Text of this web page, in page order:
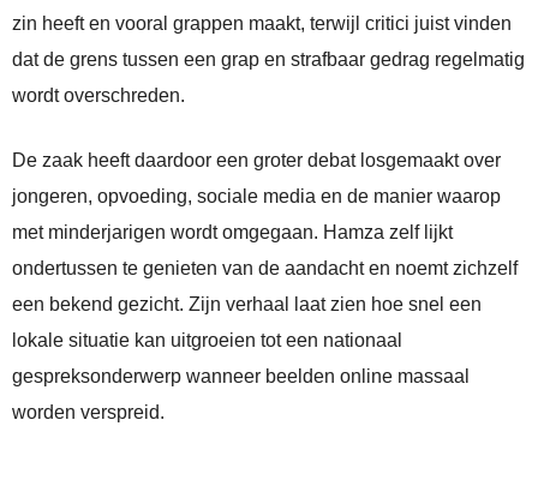
zin heeft en vooral grappen maakt, terwijl critici juist vinden
dat de grens tussen een grap en strafbaar gedrag regelmatig
wordt overschreden.
De zaak heeft daardoor een groter debat losgemaakt over
jongeren, opvoeding, sociale media en de manier waarop
met minderjarigen wordt omgegaan. Hamza zelf lijkt
ondertussen te genieten van de aandacht en noemt zichzelf
een bekend gezicht. Zijn verhaal laat zien hoe snel een
lokale situatie kan uitgroeien tot een nationaal
gespreksonderwerp wanneer beelden online massaal
worden verspreid.